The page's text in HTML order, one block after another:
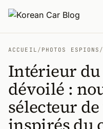
ACCUEIL / PHOTOS ESPIONS /
Intérieur du
dévoilé :
sélecteur